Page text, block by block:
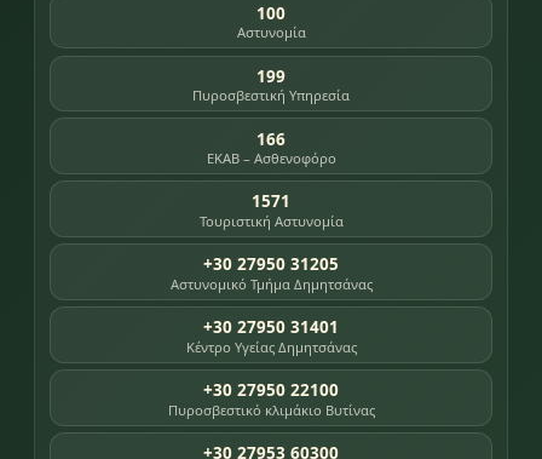
100
Αστυνομία
199
Πυροσβεστική Υπηρεσία
166
ΕΚΑΒ – Ασθενοφόρο
1571
Τουριστική Αστυνομία
+30 27950 31205
Αστυνομικό Τμήμα Δημητσάνας
+30 27950 31401
Κέντρο Υγείας Δημητσάνας
+30 27950 22100
Πυροσβεστικό κλιμάκιο Βυτίνας
+30 27953 60300